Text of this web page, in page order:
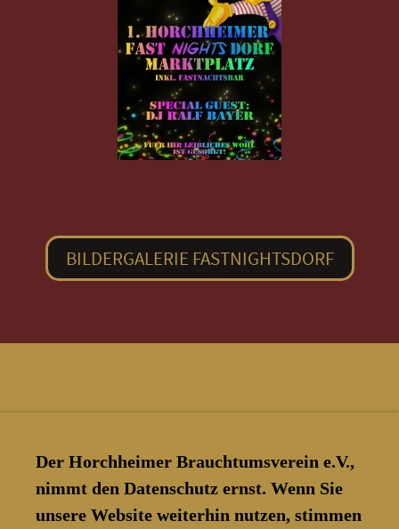
Der Horchheimer Brauchtumsverein e.V.,
nimmt den Datenschutz ernst. Wenn Sie
unsere Website weiterhin nutzen, stimmen
BILDERGALERIE FASTNIGHTSDORF